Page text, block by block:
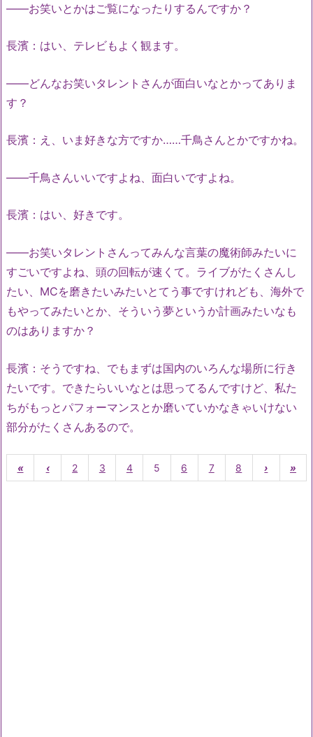
――お笑いとかはご覧になったりするんですか？
長濱：はい、テレビもよく観ます。
――どんなお笑いタレントさんが面白いなとかってありま
す？
長濱：え、いま好きな方ですか……千鳥さんとかですかね。
――千鳥さんいいですよね、面白いですよね。
長濱：はい、好きです。
――お笑いタレントさんってみんな言葉の魔術師みたいに
すごいですよね、頭の回転が速くて。ライブがたくさんし
たい、MCを磨きたいみたいとてう事ですけれども、海外で
もやってみたいとか、そういう夢というか計画みたいなも
のはありますか？
長濱：そうですね、でもまずは国内のいろんな場所に行き
たいです。できたらいいなとは思ってるんですけど、私た
ちがもっとパフォーマンスとか磨いていかなきゃいけない
部分がたくさんあるので。
« ‹ 2 3 4 5 6 7 8 › »